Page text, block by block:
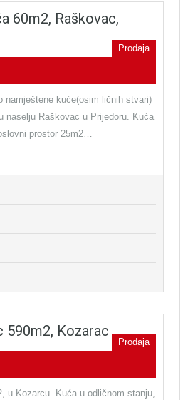
60m2, Raškovac,
Prodaja
namještene kuće(osim ličnih stvari)
naselju Raškovac u Prijedoru. Kuća
prostor 25m2…
590m2, Kozarac
Prodaja
u Kozarcu. Kuća u odličnom stanju,